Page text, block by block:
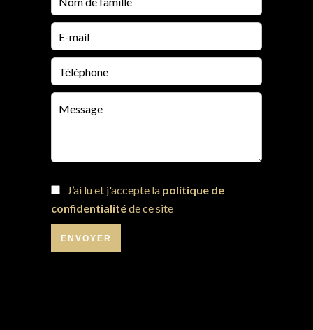
J’ai lu et j'accepte la politique de
confidentialitéde ce site
ENVOYER